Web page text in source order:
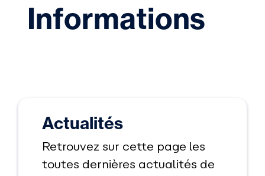
Informations
Actualités
Retrouvez sur cette page les
toutes dernières actualités de